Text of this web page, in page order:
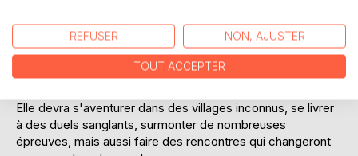
mort. Et cette jeune fille, qui traîne le soir dans les rues
éclairées par la lune, cette mercenaire qui cherche du
travail pour pouvoir se nourrir.
Elle ne sera pas déçue lorsque la cheffe du clan le plus
Elle devra s'aventurer dans des villages inconnus, se livrer
à des duels sanglants, surmonter de nombreuses
épreuves, mais aussi faire des rencontres qui changeront
REFUSER NON, AJUSTER
TOUT ACCEPTER